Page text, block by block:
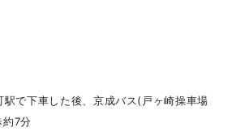
で下車した後、京成バス(戸ヶ崎操車場
約7分